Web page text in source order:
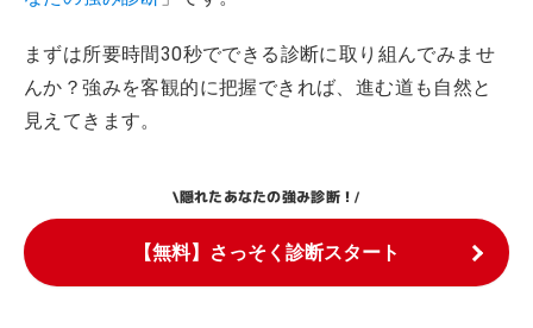
まずは所要時間30秒でできる診断に取り組んでみませ
んか？強みを客観的に把握できれば、進む道も自然と
見えてきます。
\隠れたあなたの強み診断！/
【無料】さっそく診断スタート